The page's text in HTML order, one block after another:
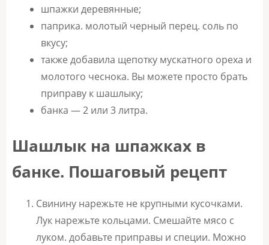
шпажки деревянные;
паприка. молотый черный перец. соль по
вкусу;
также добавила щепотку мускатного ореха и
молотого чеснока. Вы можете просто брать
приправу к шашлыку;
банка — 2 или 3 литра.
Шашлык на шпажках в
банке. Пошаговый рецепт
Свинину нарежьте не крупными кусочками.
Лук нарежьте кольцами. Смешайте мясо с
луком. добавьте приправы и специи. Можно